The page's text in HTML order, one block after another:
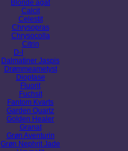
Blonde agat
Calcit
Celestit
Chrysopras
Chrysocolla
Citrin
D-I
Dalmatiner Jaspis
Drømmeametyst
Dioptase
Fluorit
Fuchsit
Fantom Kvarts
Garden Quartz
Golden Healer
Granat
Grøn Aventurin
Grøn Nephrit Jade